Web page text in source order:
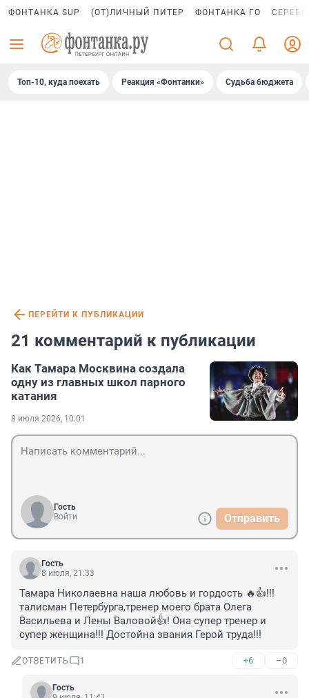
ФОНТАНКА SUP (ОТ)ЛИЧНЫЙ ПИТЕР ФОНТАНКА ГО
Топ-10, куда поехать Реакция «Фонтанки» Судьба бюджета
ПЕРЕЙТИ К ПУБЛИКАЦИИ
21 комментарий к публикации
Как Тамара Москвина создала
одну из главных школ парного
катания
8 июля 2026, 10:01
Гость
Войти
Отправить
Гость
8 июля, 21:33
Тамара Николаевна наша любовь и гордость 🔥👍!!!
талисман Петербурга,тренер моего брата Олега
Васильева и Лены Валовой👍! Она супер тренер и
супер женщина!!! Достойна звания Герой труда!!!
ОТВЕТИТЬ 1 +6 –0
Гость